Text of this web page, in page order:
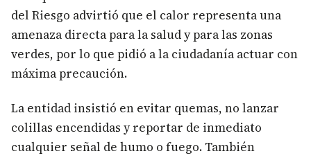
del Riesgo advirtió que el calor representa una
amenaza directa para la salud y para las zonas
verdes, por lo que pidió a la ciudadanía actuar con
máxima precaución.
La entidad insistió en evitar quemas, no lanzar
colillas encendidas y reportar de inmediato
cualquier señal de humo o fuego. También